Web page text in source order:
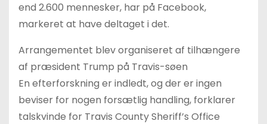
end 2.600 mennesker, har på Facebook,
markeret at have deltaget i det.
Arrangementet blev organiseret af tilhængere
af præsident Trump på Travis-søen
En efterforskning er indledt, og der er ingen
beviser for nogen forsætlig handling, forklarer
talskvinde for Travis County Sheriff’s Office